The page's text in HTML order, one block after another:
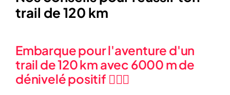
trail de 120 km
Embarque pour l'aventure d'un
trail de 120 km avec 6000 m de
dénivelé positif 🏃‍♂️⛰️